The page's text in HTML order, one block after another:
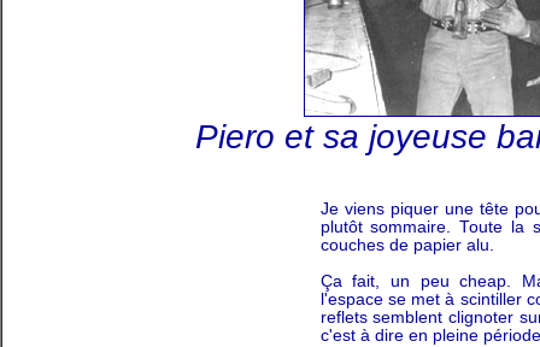
Piero et sa joyeuse
Je viens piquer une tête
plutôt sommaire. Toute la
couches de papier alu.
Ça fait, un peu cheap.
l'espace se met à scintiller
reflets semblent clignoter
c'est à dire en pleine